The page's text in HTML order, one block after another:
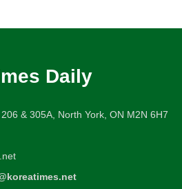
Daily
& 305A, North York, ON M2N 6H7